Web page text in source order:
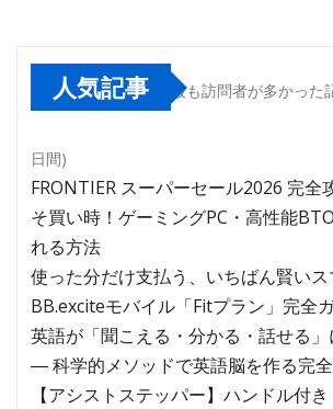
人気記事 最も訪問者が多かっ
日間)
FRONTIER スーパーセール2026 完全
そ買い時！ゲーミングPC・高性能
れる方法
使った分だけ支払う、いちばん賢いス
BB.exciteモバイル「Fitプラン」完全
英語が「聞こえる・分かる・話せる
― 科学的メソッドで英語脳を作る完
【アシストステッパー】ハンドル付